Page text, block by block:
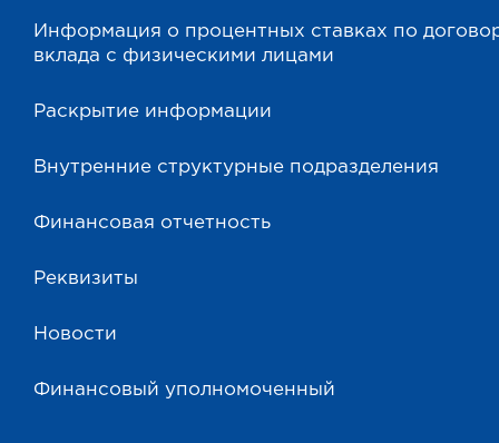
Информация о процентных ставках по
вклада с физическими лицами
Раскрытие информации
Внутренние структурные подразделения
Финансовая отчетность
Реквизиты
Новости
Финансовый уполномоченный